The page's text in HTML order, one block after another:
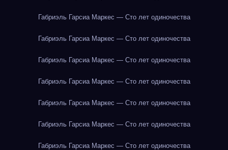
Габриэль Гарсиа Маркес — Сто лет одиночества
Габриэль Гарсиа Маркес — Сто лет одиночества
Габриэль Гарсиа Маркес — Сто лет одиночества
Габриэль Гарсиа Маркес — Сто лет одиночества
Габриэль Гарсиа Маркес — Сто лет одиночества
Габриэль Гарсиа Маркес — Сто лет одиночества
Габриэль Гарсиа Маркес — Сто лет одиночества